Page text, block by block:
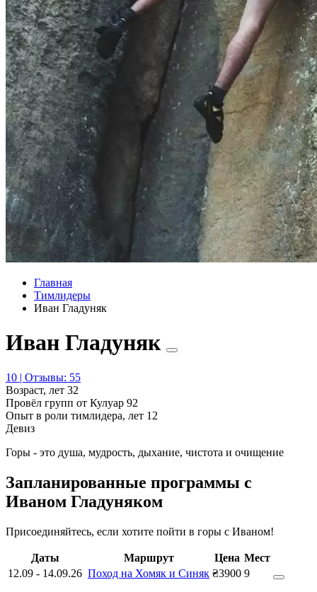
Главная
Тимлидеры
Иван Гладуняк
Иван Гладуняк
10 | Отзывы: 55
Возраст, лет 32
Провёл групп от Кулуар 92
Опыт в роли тимлидера, лет 12
Девиз
Горы - это душа, мудрость, дыхание, чистота и очищение
Запланированные программы с
Иваном Гладуняком
Присоединяйтесь, если хотите пойти в горы с Иваном!
Даты Маршрут Цена Мест
12.09 - 14.09.26 Поход на Хомяк и Синяк ₴3900 9